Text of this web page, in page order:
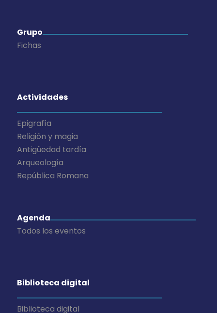
Grupo
Fichas
Actividades
Epigrafía
Religión y magia
Antigüedad tardía
Arqueología
República Romana
Agenda
Todos los eventos
Biblioteca digital
Biblioteca digital